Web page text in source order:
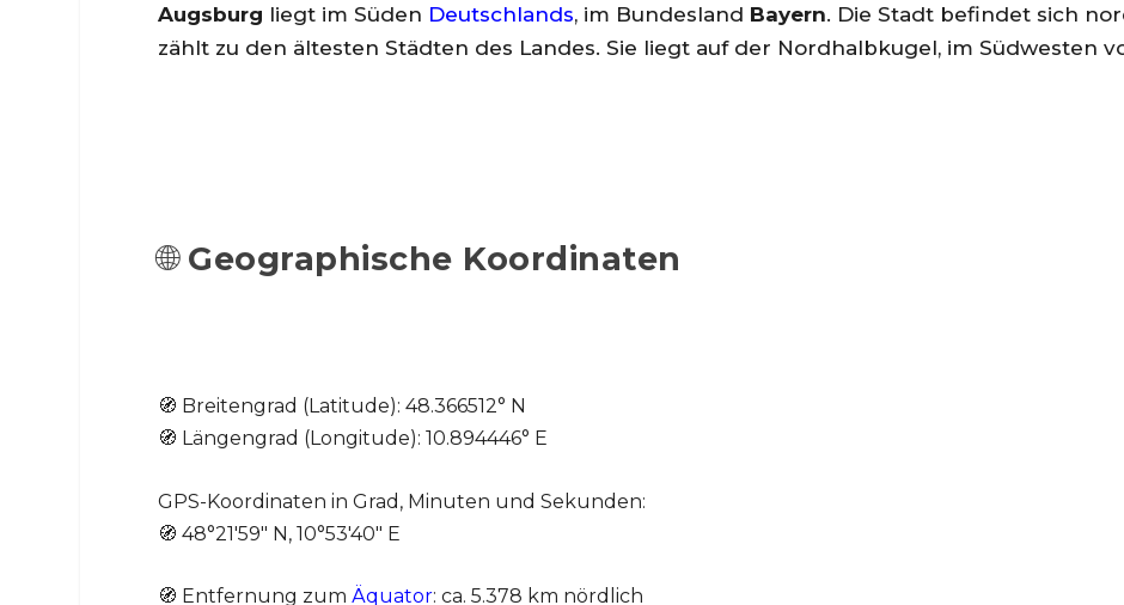
Augsburg liegt im Süden Deutschlands, im Bundesland Bayern. Die Stadt befindet sich
zählt zu den ältesten Städten des Landes. Sie liegt auf der Nordhalbkugel, im Südwesten
🌐 Geographische Koordinaten
🧭 Breitengrad (Latitude): 48.366512° N
🧭 Längengrad (Longitude): 10.894446° E
GPS-Koordinaten in Grad, Minuten und Sekunden:
🧭 48°21′59″ N, 10°53′40″ E
🧭 Entfernung zum Äquator: ca. 5.378 km nördlich